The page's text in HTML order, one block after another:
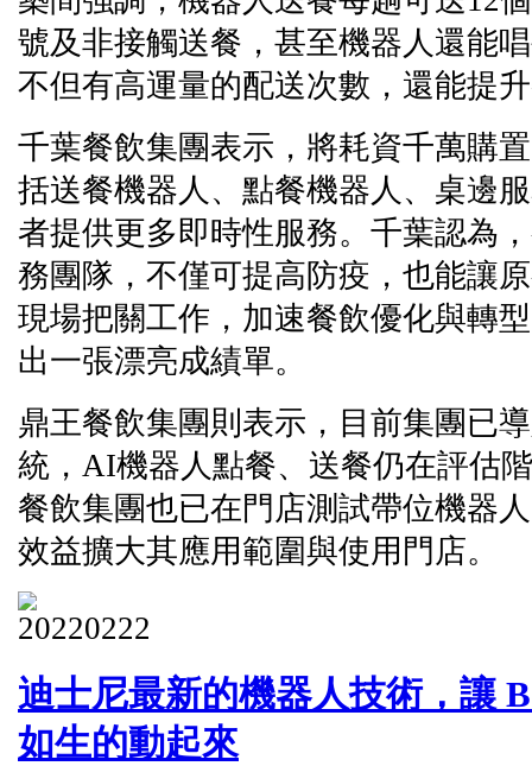
號及非接觸送餐，甚至機器人還能
不但有高運量的配送次數，還能提
千葉餐飲集團表示，將耗資千萬購
括送餐機器人、點餐機器人、桌邊
者提供更多即時性服務。千葉認為
務團隊，不僅可提高防疫，也能讓
現場把關工作，加速餐飲優化與轉
出一張漂亮成績單。
鼎王餐飲集團則表示，目前集團已
統，AI機器人點餐、送餐仍在評估
餐飲集團也已在門店測試帶位機器
效益擴大其應用範圍與使用門店。
迪士尼最新的機器人技術，讓
如生的動起來